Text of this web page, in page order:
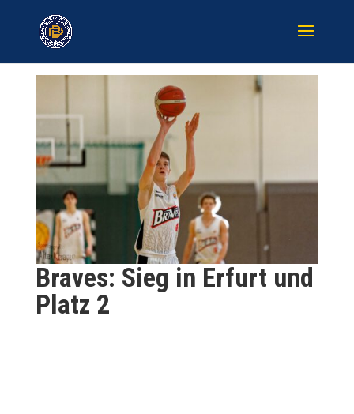
Braves: Sieg in Erfurt und
Platz 2